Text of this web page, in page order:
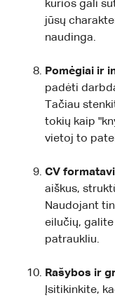
kurios gali
jūsų
naudinga.
Pomėgiai ir
padėti
Tačiau
tokių kaip
vietoj to
CV
aiškus,
Naudojant
eilučių,
patraukliu.
Rašybos ir
Įsitikinkite,